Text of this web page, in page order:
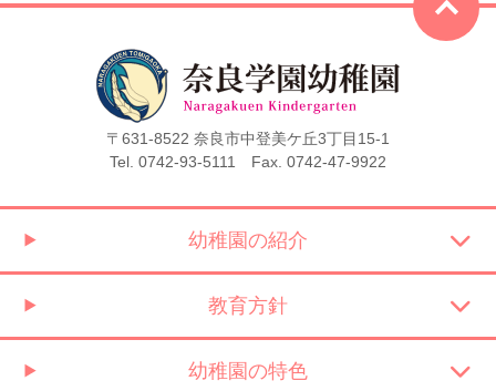
〒631-8522 奈良市中登美ケ丘3丁目15-1
Tel. 0742-93-5111 Fax. 0742-47-9922
幼稚園の紹介
教育方針
幼稚園の特色